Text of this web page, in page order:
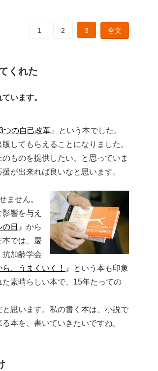
1 2 3 全文
くれた
います。
つの自己改革 』という本でした。
してもらえることになりました。
ものを提供したい、と思っていま
が出来れば良いなと思います。
ません。
響を与え
日 』から
では、慶
加齢学会
ら、うまくいく！
』という本も印象
素晴らしい本で、15年たっての
思います。私の書く本は、小説で
本を、書いていきたいですね。